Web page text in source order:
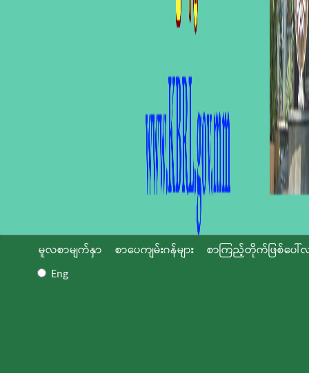
မူလစာမျက်နှာ စာပေကျမ်းဂန်များ
စာကြည့်တိုက်ဖြစ်ပေါ်
Eng